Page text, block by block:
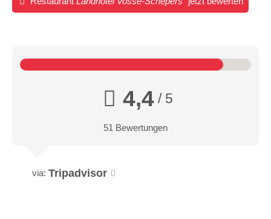
4,4/ 5
51 Bewertungen
via: Tripadvisor